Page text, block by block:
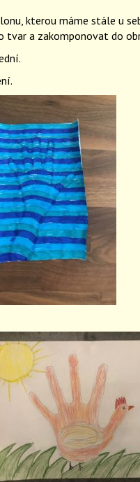
kterou máme stále u
tvar a zakomponovat do